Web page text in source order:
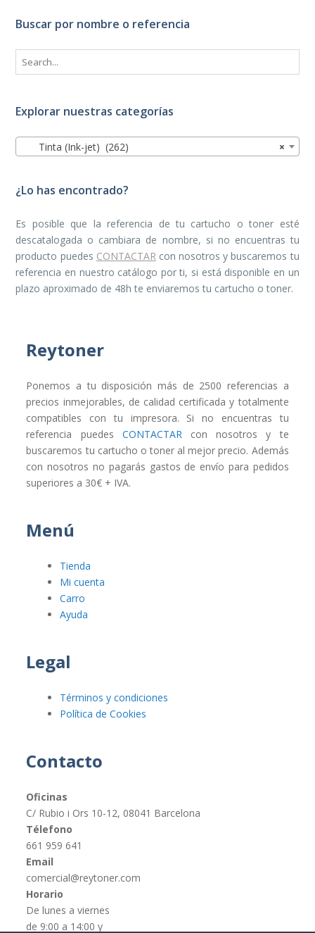
Buscar por nombre o referencia
Explorar nuestras categorías
×
Tinta (Ink-jet) (262)
¿Lo has encontrado?
Es posible que la referencia de tu cartucho o toner esté
descatalogada o cambiara de nombre, si no encuentras tu
producto puedes CONTACTARcon nosotros y buscaremos tu
referencia en nuestro catálogo por ti, si está disponible en un
plazo aproximado de 48h te enviaremos tu cartucho o toner.
Reytoner
Ponemos a tu disposición más de 2500 referencias a
precios inmejorables, de calidad certificada y totalmente
compatibles con tu impresora. Si no encuentras tu
referencia puedes CONTACTARcon nosotros y te
buscaremos tu cartucho o toner al mejor precio. Además
con nosotros no pagarás gastos de envío para pedidos
superiores a 30€ + IVA.
Menú
Tienda
Mi cuenta
Carro
Ayuda
Legal
Términos y condiciones
Política de Cookies
Contacto
Oficinas
C/ Rubio i Ors 10-12, 08041 Barcelona
Télefono
661 959 641
Email
comercial@reytoner.com
Horario
De lunes a viernes
de 9:00 a 14:00 y